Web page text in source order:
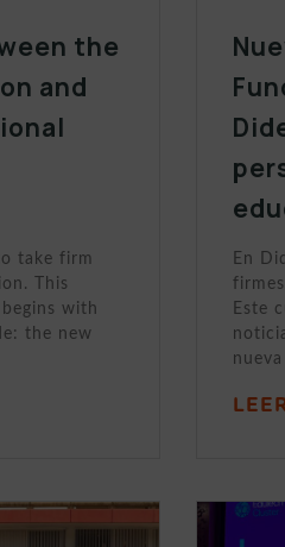
the
and
take firm
This
with
the new
En
Este